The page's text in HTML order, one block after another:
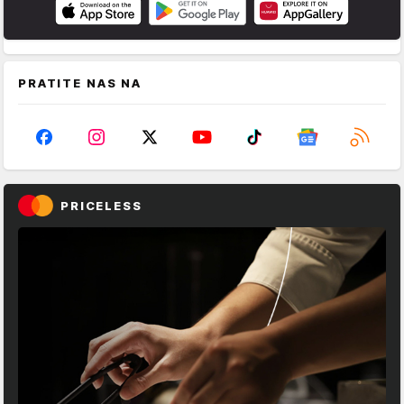
PRATITE NAS NA
PRICELESS